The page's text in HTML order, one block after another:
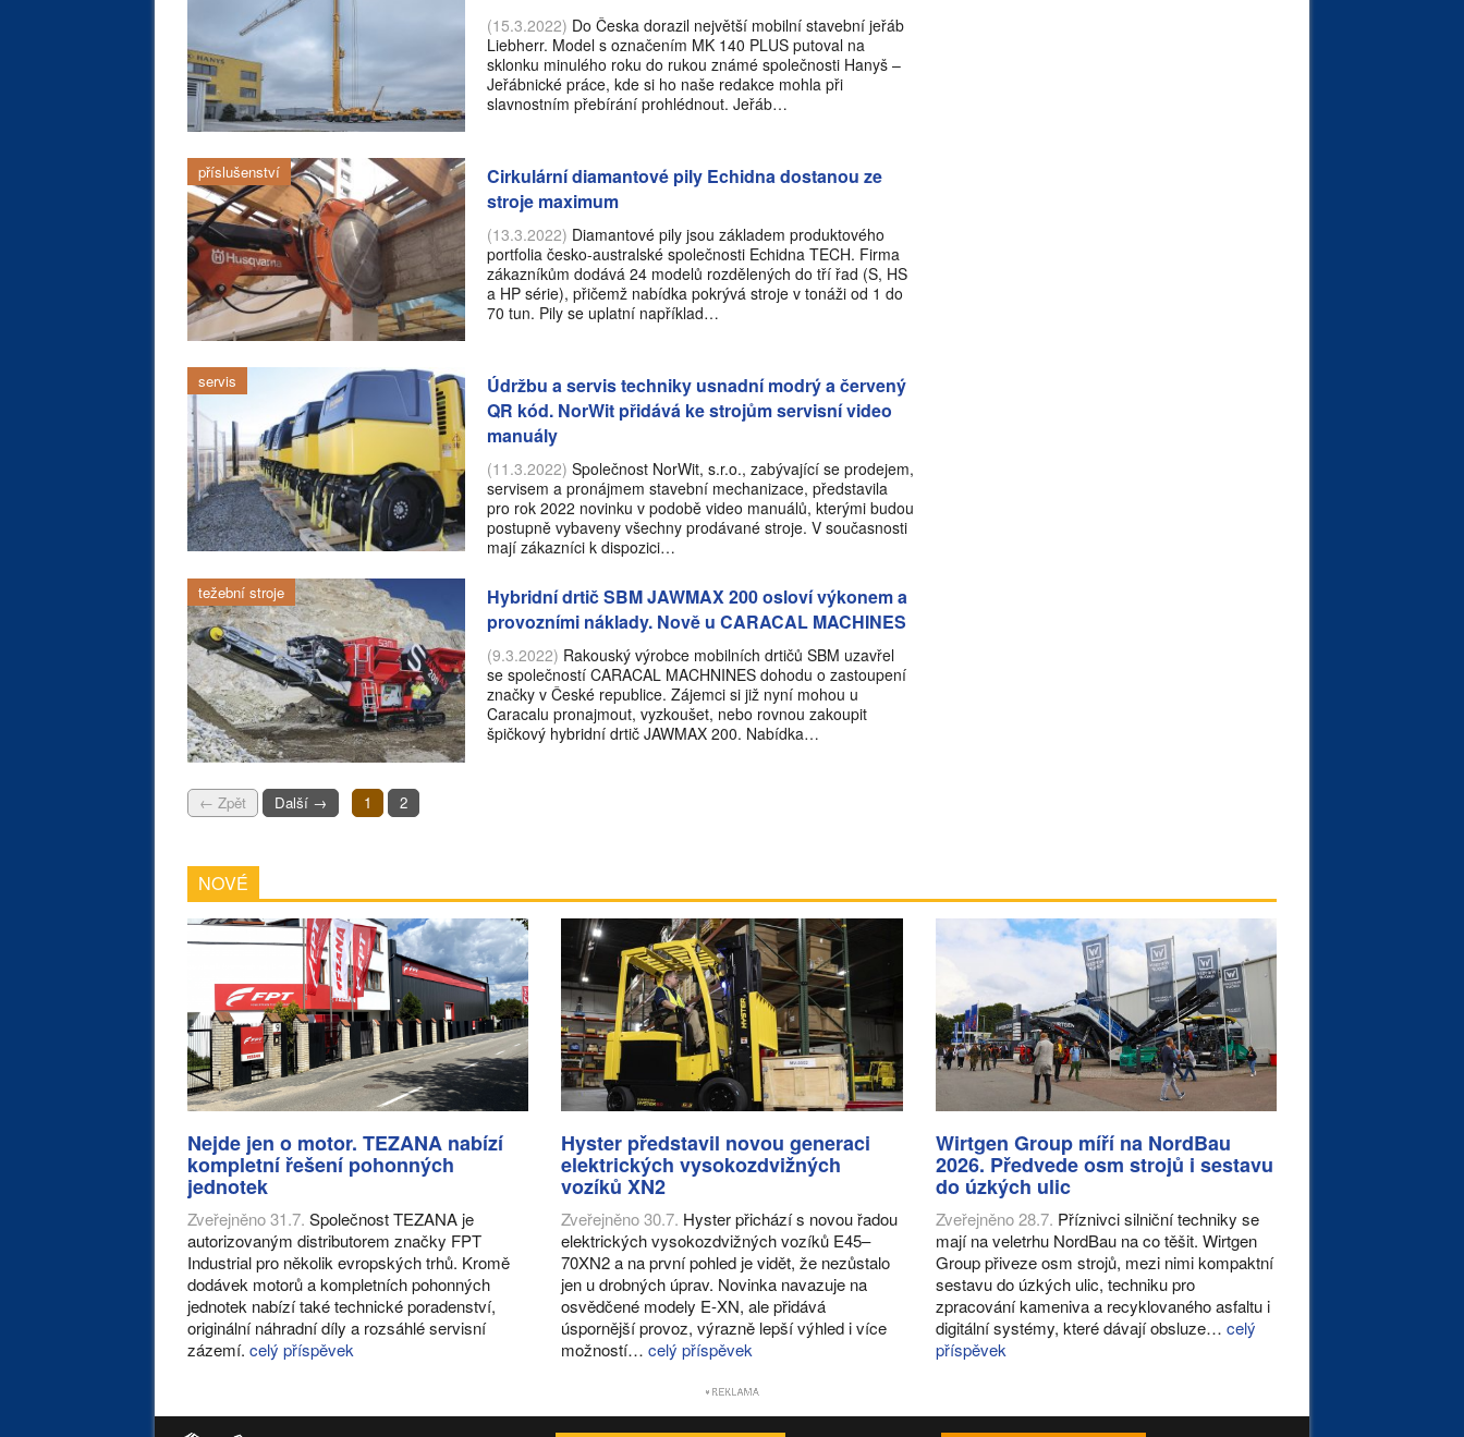
(15.3.2022) Do Česka dorazil největší mobilní stavební jeřáb
Liebherr. Model s označením MK 140 PLUS putoval na
sklonku minulého roku do rukou známé společnosti Hanyš –
Jeřábnické práce, kde si ho naše redakce mohla při
slavnostním přebírání prohlédnout. Jeřáb…
příslušenství
Cirkulární diamantové pily Echidna dostanou ze
stroje maximum
(13.3.2022) Diamantové pily jsou základem produktového
portfolia česko-australské společnosti Echidna TECH. Firma
zákazníkům dodává 24 modelů rozdělených do tří řad (S, HS
a HP série), přičemž nabídka pokrývá stroje v tonáži od 1 do
70 tun. Pily se uplatní například…
servis
Údržbu a servis techniky usnadní modrý a červený
QR kód. NorWit přidává ke strojům servisní video
manuály
(11.3.2022) Společnost NorWit, s.r.o., zabývající se prodejem,
servisem a pronájmem stavební mechanizace, představila
pro rok 2022 novinku v podobě video manuálů, kterými budou
postupně vybaveny všechny prodávané stroje. V současnosti
mají zákazníci k dispozici…
težební stroje
Hybridní drtič SBM JAWMAX 200 osloví výkonem a
provozními náklady. Nově u CARACAL MACHINES
(9.3.2022) Rakouský výrobce mobilních drtičů SBM uzavřel
se společností CARACAL MACHNINES dohodu o zastoupení
značky v České republice. Zájemci si již nyní mohou u
Caracalu pronajmout, vyzkoušet, nebo rovnou zakoupit
špičkový hybridní drtič JAWMAX 200. Nabídka…
← Zpět Další → 1 2
NOVÉ
Nejde jen o motor. TEZANA nabízí
kompletní řešení pohonných
jednotek
Zveřejněno 31.7. Společnost TEZANA je
autorizovaným distributorem značky FPT
Industrial pro několik evropských trhů. Kromě
dodávek motorů a kompletních pohonných
jednotek nabízí také technické poradenství,
originální náhradní díly a rozsáhlé servisní
zázemí. celý příspěvek
Hyster představil novou generaci
elektrických vysokozdvižných
vozíků XN2
Zveřejněno 30.7. Hyster přichází s novou řadou
elektrických vysokozdvižných vozíků E45–
70XN2 a na první pohled je vidět, že nezůstalo
jen u drobných úprav. Novinka navazuje na
osvědčené modely E-XN, ale přidává
úspornější provoz, výrazně lepší výhled i více
možností…celý příspěvek
Wirtgen Group míří na NordBau
2026. Předvede osm strojů i sestavu
do úzkých ulic
Zveřejněno 28.7. Příznivci silniční techniky se
mají na veletrhu NordBau na co těšit. Wirtgen
Group přiveze osm strojů, mezi nimi kompaktní
sestavu do úzkých ulic, techniku pro
zpracování kameniva a recyklovaného asfaltu i
digitální systémy, které dávají obsluze… celý
příspěvek